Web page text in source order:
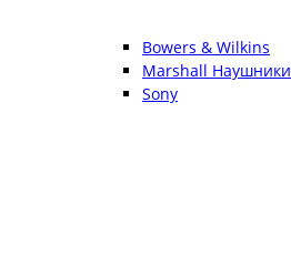
Bowers & Wilkins
Marshall Наушники
Sony